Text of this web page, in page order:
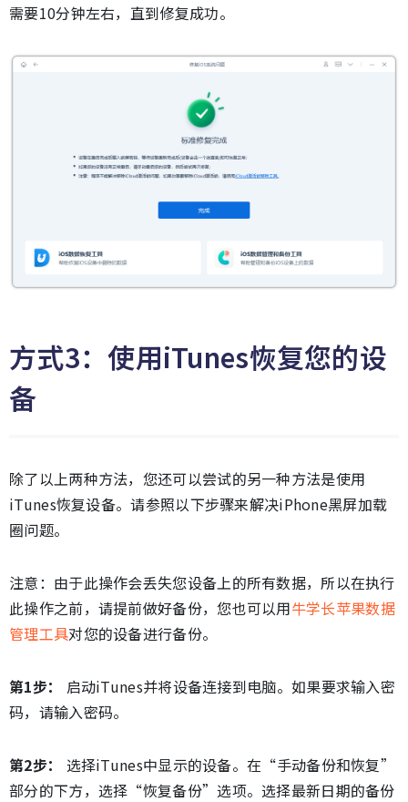
需要10分钟左右，直到修复成功。
方式3：使用iTunes恢复您的设
备
除了以上两种方法，您还可以尝试的另一种方法是使用
iTunes恢复设备。请参照以下步骤来解决iPhone黑屏加载
圈问题。
注意：由于此操作会丢失您设备上的所有数据，所以在执行
此操作之前，请提前做好备份，您也可以用牛学长苹果数据
管理工具对您的设备进行备份。
第1步： 启动iTunes并将设备连接到电脑。如果要求输入密
码，请输入密码。
第2步： 选择iTunes中显示的设备。在“手动备份和恢复”
部分的下方，选择“恢复备份”选项。选择最新日期的备份